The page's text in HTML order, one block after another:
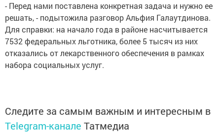
- Перед нами поставлена конкретная задача и нужно ее
решать, - подытожила разговор Альфия Галаутдинова.
Для справки: на начало года в районе насчитывается
7532 федеральных льготника, более 5 тысяч из них
отказались от лекарственного обеспечения в рамках
набора социальных услуг.
Следите за самым важным и интересным в
Telegram-канале Татмедиа